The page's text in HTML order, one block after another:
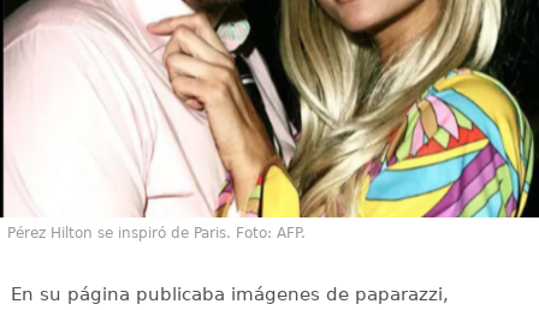
Pérez Hilton se inspiró de Paris. Foto: AFP.
En su página publicaba imágenes de paparazzi,